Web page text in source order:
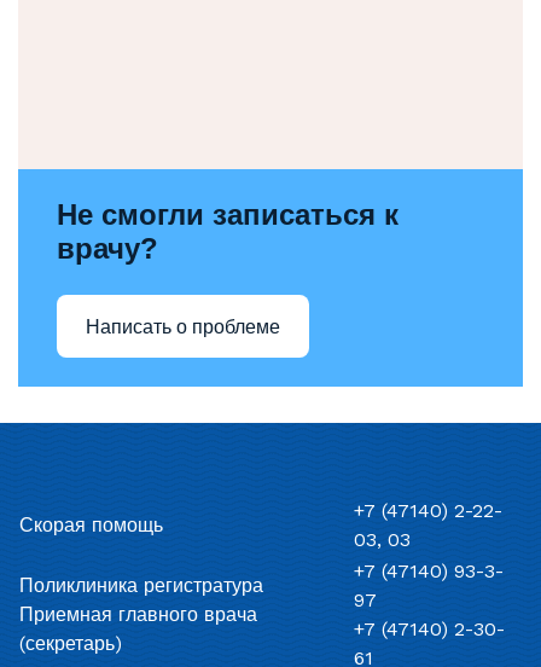
Не смогли записаться к
врачу?
Написать о проблеме
Скорая помощь
+7 (47140) 2-22-
03, 03
Поликлиника регистратура
Приемная главного врача
(секретарь)
+7 (47140) 93-3-
97
+7 (47140) 2-30-
61